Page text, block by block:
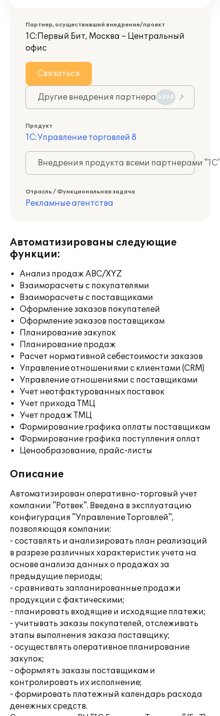
Партнер, осуществивший внедрение/проект
1С:Первый Бит, Москва – Центральный
офис
Связаться
Другие внедрения партнера 6304
Продукт
1С:Управление торговлей 8
Внедрения продукта всеми партнерами
Отрасль / Функциональная задача
Рекламные агентства
Автоматизированы следующие
функции:
Анализ продаж ABC/XYZ
Взаиморасчеты с покупателями
Взаиморасчеты с поставщиками
Оформление заказов покупателей
Оформление заказов поставщикам
Планирование закупок
Планирование продаж
Расчет нормативной себестоимости заказов
Управление отношениями с клиентами (CRM)
Управление отношениями с поставщиками
Учет неотфактурованных поставок
Учет прихода ТМЦ
Учет продаж ТМЦ
Формирование графика оплаты поставщикам
Формирование графика поступления оплат
Ценообразование, прайс-листы
Описание
Автоматизирован оперативно-торговый учет
компании "Ротвек". Введена в эксплуатацию
конфигурация "Управление Торговлей",
позволяющая компании:
- составлять и анализировать план реализаций
в разрезе различных характеристик учета на
основе анализа данных о продажах за
предыдущие периоды;
- сравнивать запланированные продажи
продукции с фактическими;
- планировать входящие и исходящие платежи;
- учитывать заказы покупателей, отслеживать
этапы выполнения заказа поставщику;
- осуществлять оперативное планирование
закупок;
- оформлять заказы поставщикам и
контролировать их исполнение;
- формировать платежный календарь расхода
денежных средств.